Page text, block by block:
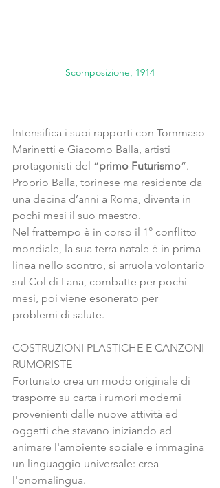
Scomposizione, 1914
Intensifica i suoi rapporti con Tommaso
Marinetti e Giacomo Balla, artisti
protagonisti del “primo Futurismo”.
Proprio Balla, torinese ma residente da
una decina d’anni a Roma, diventa in
pochi mesi il suo maestro.
Nel frattempo è in corso il 1° conflitto
mondiale, la sua terra natale è in prima
linea nello scontro, si arruola volontario
sul Col di Lana, combatte per pochi
mesi, poi viene esonerato per
problemi di salute.
COSTRUZIONI PLASTICHE E CANZONI
RUMORISTE
Fortunato crea un modo originale di
trasporre su carta i rumori moderni
provenienti dalle nuove attività ed
oggetti che stavano iniziando ad
animare l'ambiente sociale e immagina
un linguaggio universale: crea
l'onomalingua.